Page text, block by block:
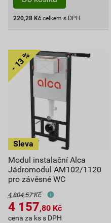
220,28 Kč celkem s DPH
Modul instalační Alca
Jádromodul AM102/1120
pro závěsné WC
4 804,57 Kč
4 157,80 Kč
cena za ks s DPH